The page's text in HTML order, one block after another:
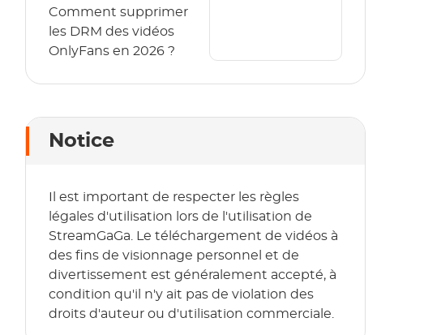
Comment supprimer
les DRM des vidéos
OnlyFans en 2026 ?
Notice
Il est important de respecter les règles
légales d'utilisation lors de l'utilisation de
StreamGaGa. Le téléchargement de vidéos à
des fins de visionnage personnel et de
divertissement est généralement accepté, à
condition qu'il n'y ait pas de violation des
droits d'auteur ou d'utilisation commerciale.